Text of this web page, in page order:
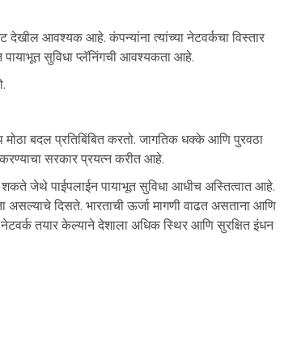
देखील आवश्यक आहे. कंपन्यांना त्यांच्या नेटवर्कचा विस्तार
पायाभूत सुविधा प्लॅनिंगची आवश्यकता आहे.
मोठा बदल प्रतिबिंबित करतो. जागतिक धक्के आणि पुरवठा
सरकार प्रयत्न करीत आहे.
जेथे पाईपलाईन पायाभूत सुविधा आधीच अस्तित्वात आहे.
असल्याचे दिसते. भारताची ऊर्जा मागणी वाढत असताना आणि
तयार केल्याने देशाला अधिक स्थिर आणि सुरक्षित इंधन